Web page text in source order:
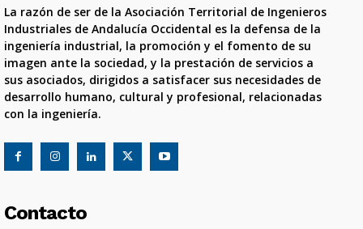
La razón de ser de la Asociación Territorial de Ingenieros
Industriales de Andalucía Occidental es la defensa de la
ingeniería industrial, la promoción y el fomento de su
imagen ante la sociedad, y la prestación de servicios a
sus asociados, dirigidos a satisfacer sus necesidades de
desarrollo humano, cultural y profesional, relacionadas
con la ingeniería.
Contacto